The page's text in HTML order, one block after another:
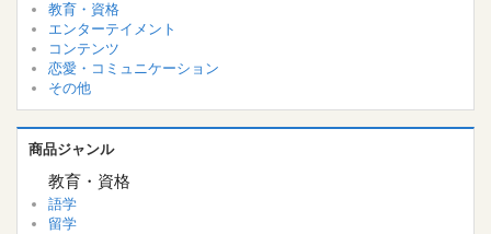
教育・資格
エンターテイメント
コンテンツ
恋愛・コミュニケーション
その他
商品ジャンル
教育・資格
語学
留学